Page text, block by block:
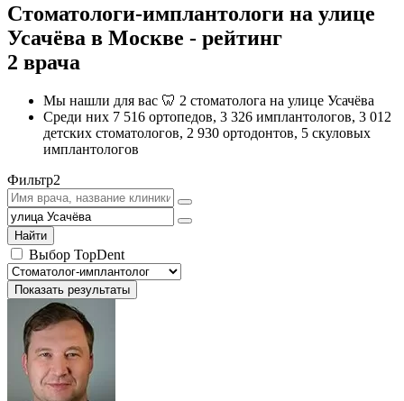
Стоматологи-имплантологи на улице
Усачёва в Москве - рейтинг
2 врача
Мы нашли для вас 🦷 2 стоматолога на улице Усачёва
Среди них 7 516 ортопедов, 3 326 имплантологов, 3 012
детских стоматологов, 2 930 ортодонтов, 5 скуловых
имплантологов
Фильтр2
Найти
Выбор TopDent
Показать результаты